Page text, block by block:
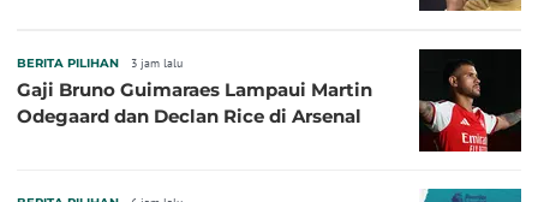
BERITA PILIHAN 3 jam lalu
Gaji Bruno Guimaraes Lampaui Martin
Odegaard dan Declan Rice di Arsenal